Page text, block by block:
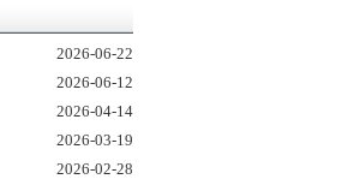
2026-06-22
2026-06-12
2026-04-14
2026-03-19
2026-02-28